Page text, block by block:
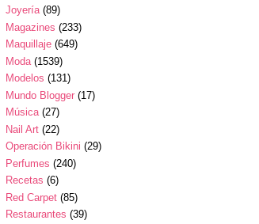
Joyería (89)
Magazines (233)
Maquillaje (649)
Moda (1539)
Modelos (131)
Mundo Blogger (17)
Música (27)
Nail Art (22)
Operación Bikini (29)
Perfumes (240)
Recetas (6)
Red Carpet (85)
Restaurantes (39)